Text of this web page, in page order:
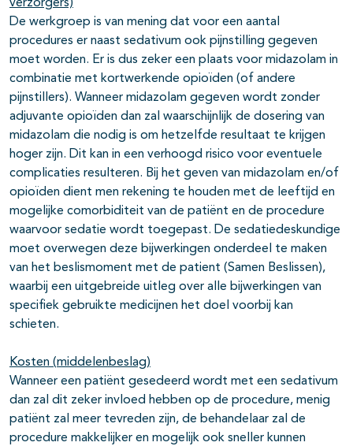
verzorgers)
De werkgroep is van mening dat voor een aantal
procedures er naast sedativum ook pijnstilling gegeven
moet worden. Er is dus zeker een plaats voor midazolam in
combinatie met kortwerkende opioïden (of andere
pijnstillers). Wanneer midazolam gegeven wordt zonder
adjuvante opioïden dan zal waarschijnlijk de dosering van
midazolam die nodig is om hetzelfde resultaat te krijgen
hoger zijn. Dit kan in een verhoogd risico voor eventuele
complicaties resulteren. Bij het geven van midazolam en/of
opioïden dient men rekening te houden met de leeftijd en
mogelijke comorbiditeit van de patiënt en de procedure
waarvoor sedatie wordt toegepast. De sedatiedeskundige
moet overwegen deze bijwerkingen onderdeel te maken
van het beslismoment met de patient (Samen Beslissen),
waarbij een uitgebreide uitleg over alle bijwerkingen van
specifiek gebruikte medicijnen het doel voorbij kan
schieten.
Kosten (middelenbeslag)
Wanneer een patiënt gesedeerd wordt met een sedativum
dan zal dit zeker invloed hebben op de procedure, menig
patiënt zal meer tevreden zijn, de behandelaar zal de
procedure makkelijker en mogelijk ook sneller kunnen